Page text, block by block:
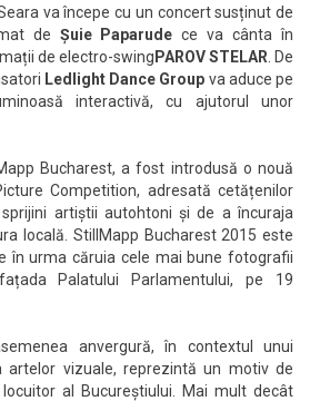
va începe cu un concert susținut de
de Șuie Paparude ce va cânta în
de electro-swing PAROV STELAR . De
Ledlight Dance Group va aduce pe
interactivă, cu ajutorul unor
Bucharest, a fost introdusă o nouă
Competition, adresată cetățenilor
artiștii autohtoni și de a încuraja
locală. StillMapp Bucharest 2015 este
în urma căruia cele mai bune fotografii
Palatului Parlamentului, pe 19
anvergură, în contextul unui
artelor vizuale, reprezintă un motiv de
al Bucureștiului. Mai mult decât